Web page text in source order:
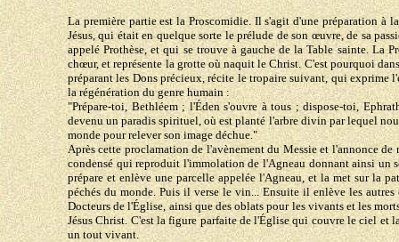
La première partie est la Proscomidie. Il s'agit d'une préparation
Jésus, qui était en quelque sorte le prélude de son œuvre, de sa
appelé Prothèse, et qui se trouve à gauche de la Table sainte. La
chœur, et représente la grotte où naquit le Christ. C'est pourquoi
préparant les Dons précieux, récite le tropaire suivant, qui exprime
la régénération du genre humain :
"Prépare-toi, Bethléem ; l'Éden s'ouvre à tous ; dispose-toi,
devenu un paradis spirituel, où est planté l'arbre divin par lequel
monde pour relever son image déchue."
Après cette proclamation de l'avènement du Messie et l'annonce
condensé qui reproduit l'immolation de l'Agneau donnant ainsi un
prépare et enlève une parcelle appelée l'Agneau, et la met sur la
péchés du monde. Puis il verse le vin... Ensuite il enlève les
Docteurs de l'Église, ainsi que des oblats pour les vivants et les
Jésus Christ. C'est la figure parfaite de l'Église qui couvre le ciel et
un tout vivant.